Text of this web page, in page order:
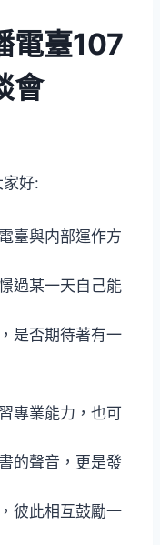
電臺107
會
好:
臺與内部運作方
過某一天自己能
是否期待著有一
專業能力，也可
的聲音，更是發
彼此相互鼓勵一